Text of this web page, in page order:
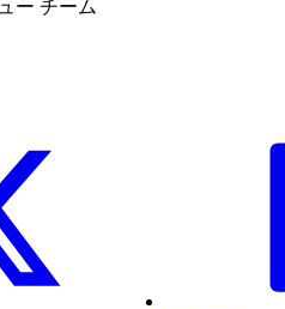
ー チーム